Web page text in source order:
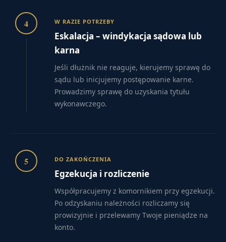
4 W RAZIE POTRZEBY
Eskalacja – windykacja sądowa lub
karna
Jeśli dłużnik nie reaguje, kierujemy sprawę do
sądu lub inicjujemy postępowanie karne.
Prowadzimy sprawę do uzyskania tytułu
wykonawczego.
5 DO ZAKOŃCZENIA
Egzekucja i rozliczenie
Współpracujemy z komornikiem przy egzekucji.
Po odzyskaniu należności rozliczamy się
prowizyjnie i przelewamy Twoje pieniądze na
konto.